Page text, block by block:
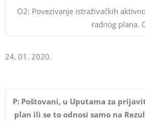
O2: Povezivanje istraživačkih
radnog plana.
24. 01. 2020.
P: Poštovani, u Uputama za
plan ili se to odnosi samo na